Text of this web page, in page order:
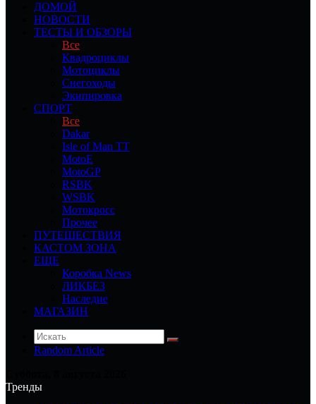
ДОМОЙ
НОВОСТИ
ТЕСТЫ И ОБЗОРЫ
Все
Квадроциклы
Мотоциклы
Снегоходы
Экипировка
СПОРТ
Все
Dakar
Isle of Man TT
MotoE
MotoGP
RSBK
WSBK
Мотокросс
Прочее
ПУТЕШЕСТВИЯ
КАСТОМ ЗОНА
ЕЩЕ
Коробка News
ЛИКБЕЗ
Наследие
МАГАЗИН
Random Article
Тренды